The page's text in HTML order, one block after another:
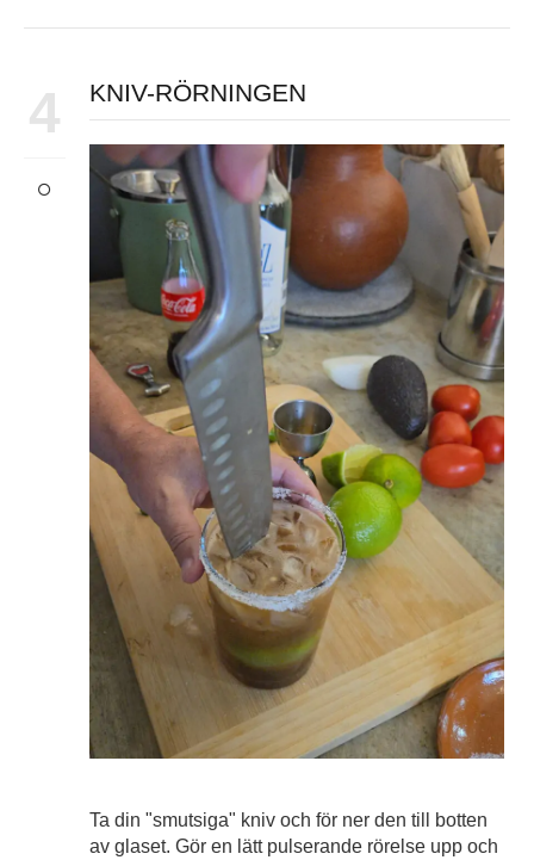
4 KNIV-RÖRNINGEN
Ta din "smutsiga" kniv och för ner den till botten
av glaset. Gör en lätt pulserande rörelse upp och